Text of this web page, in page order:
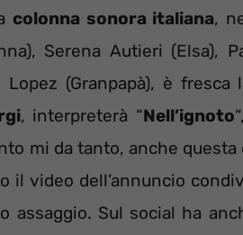
colonna sonora italiana,
Serena Autieri (Elsa),
Lopez (Granpapà), è
, interpreterà “Nell’ignoto
mi da tanto, anche
il video dell’annuncio
assaggio. Sul social ha